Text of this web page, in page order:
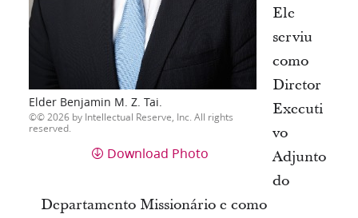
Elder Benjamin M. Z. Tai.
© 2026 by Intellectual Reserve, Inc. All rights
reserved.
Download Photo
Ele
serviu
como
Diretor
Executi
vo
Adjunto
do
Departamento Missionário e como